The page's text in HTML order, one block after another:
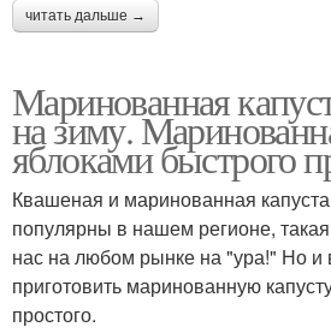
читать дальше →
Маринованная
на зиму.
яблоками быстрого
Квашеная и маринованная
популярны в нашем регионе, такая
нас на любом рынке на "ура!" Но
приготовить маринованную
простого.